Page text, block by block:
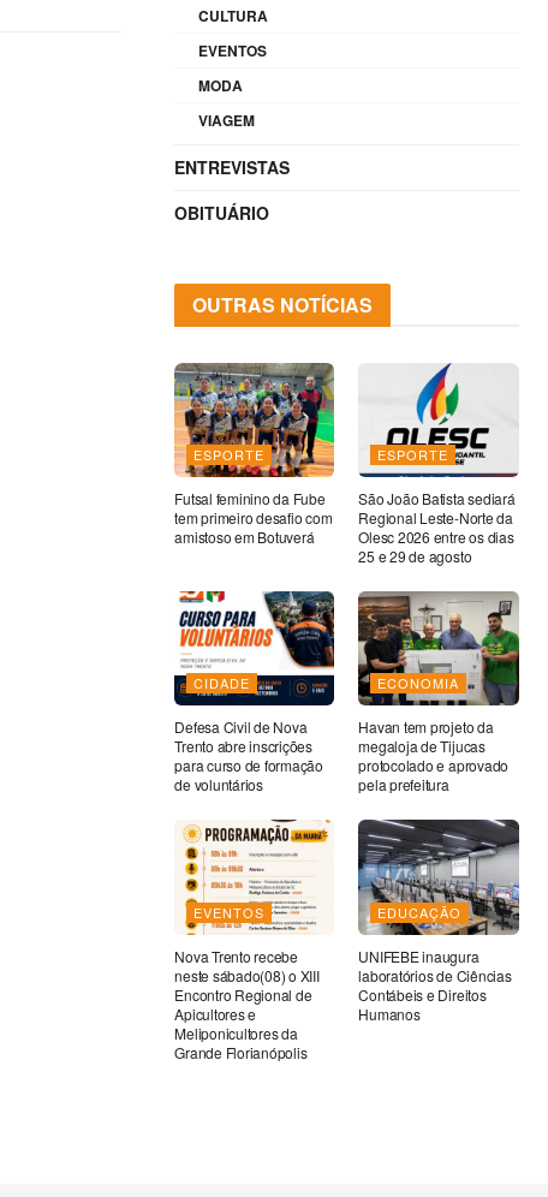
CULTURA
EVENTOS
MODA
VIAGEM
ENTREVISTAS
OBITUÁRIO
OUTRAS NOTÍCIAS
ESPORTE
Futsal feminino da Fube
tem primeiro desafio com
amistoso em Botuverá
ESPORTE
São João Batista sediará
Regional Leste-Norte da
Olesc 2026 entre os dias
25 e 29 de agosto
CIDADE
Defesa Civil de Nova
Trento abre inscrições
para curso de formação
de voluntários
ECONOMIA
Havan tem projeto da
megaloja de Tijucas
protocolado e aprovado
pela prefeitura
EVENTOS
Nova Trento recebe
neste sábado(08) o XIII
Encontro Regional de
Apicultores e
Meliponicultores da
Grande Florianópolis
EDUCAÇÃO
UNIFEBE inaugura
laboratórios de Ciências
Contábeis e Direitos
Humanos